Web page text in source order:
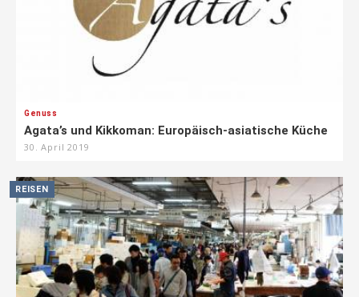
Genuss
Agata’s und Kikkoman: Europäisch-asiatische Küche
30. April 2019
REISEN